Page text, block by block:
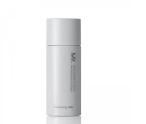
ト成分(*2)」や、鮮やかな発色で、
均一な質感に整った唇にのせること
でより美しく色づく「クリアカラー
着性を高める「ウォーターゲル成分